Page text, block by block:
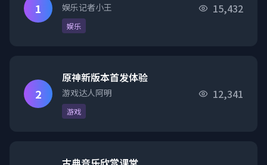
1 娱乐记者小王
娱乐
15,432
2
原神新版本首发体验
游戏达人阿明
游戏
12,341